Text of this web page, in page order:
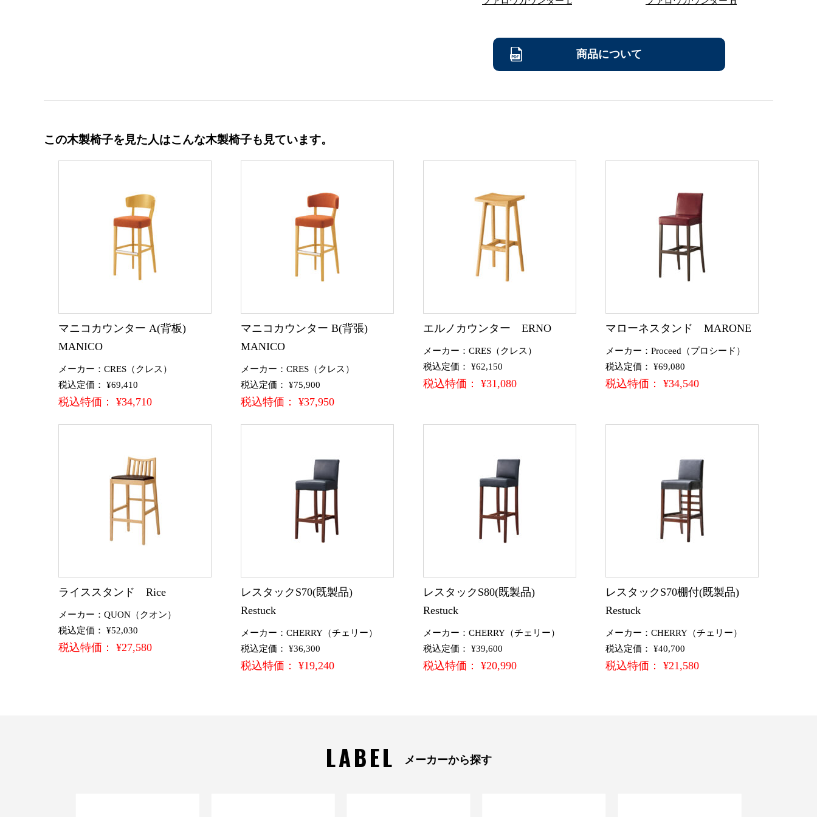
商品について
この木製椅子を見た人はこんな木製椅子も見ています。
マニコカウンター A(背板)
MANICO
メーカー：CRES（クレス）
税込定価： ¥69,410
税込特価： ¥34,710
マニコカウンター B(背張)
MANICO
メーカー：CRES（クレス）
税込定価： ¥75,900
税込特価： ¥37,950
エルノカウンター ERNO
メーカー：CRES（クレス）
税込定価： ¥62,150
税込特価： ¥31,080
マローネスタンド MARONE
メーカー：Proceed（プロシード）
税込定価： ¥69,080
税込特価： ¥34,540
ライススタンド Rice
メーカー：QUON（クオン）
税込定価： ¥52,030
税込特価： ¥27,580
レスタックS70(既製品)
Restuck
メーカー：CHERRY（チェリー）
税込定価： ¥36,300
税込特価： ¥19,240
レスタックS80(既製品)
Restuck
メーカー：CHERRY（チェリー）
税込定価： ¥39,600
税込特価： ¥20,990
レスタックS70棚付(既製品)
Restuck
メーカー：CHERRY（チェリー）
税込定価： ¥40,700
税込特価： ¥21,580
LABEL メーカーから探す